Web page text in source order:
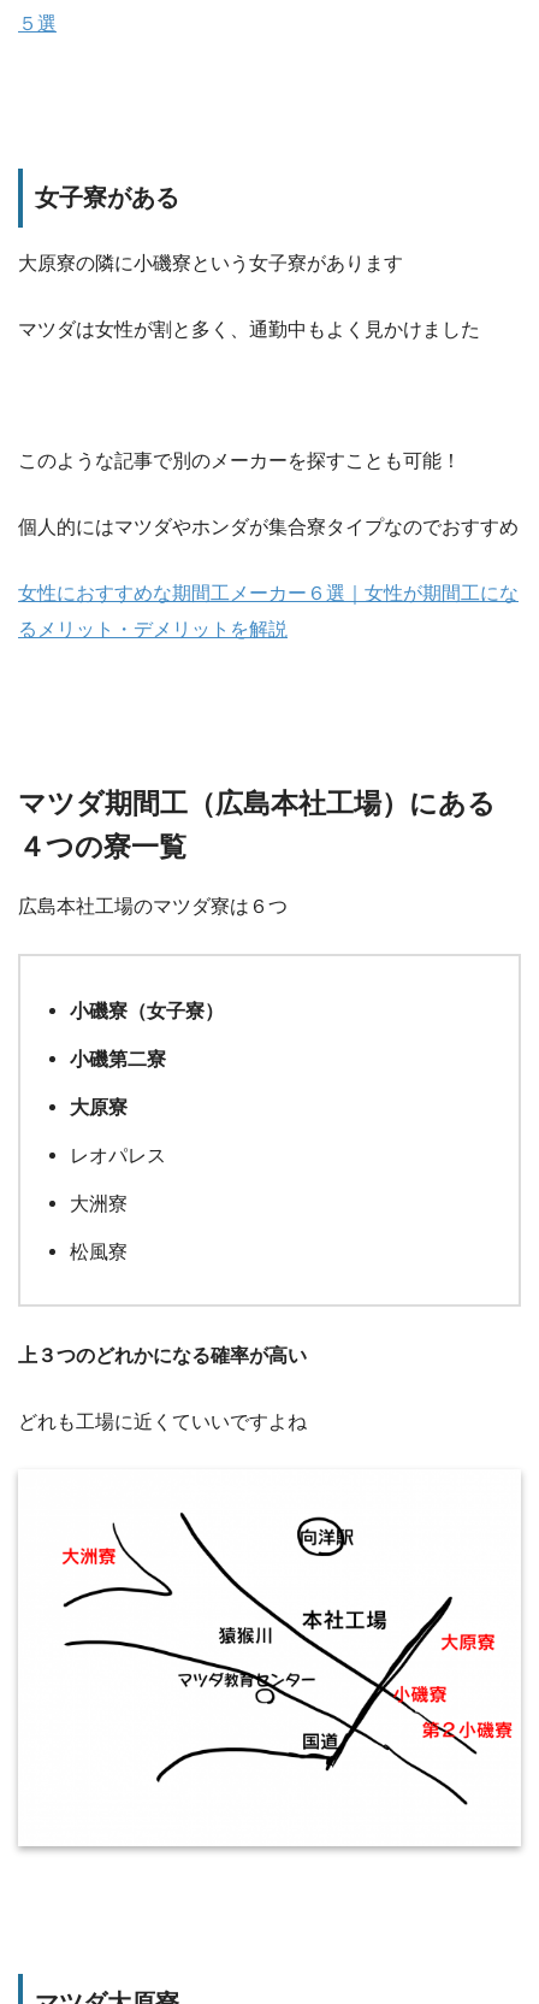
５選
女子寮がある
大原寮の隣に小磯寮という女子寮があります
マツダは女性が割と多く、通勤中もよく見かけました
このような記事で別のメーカーを探すことも可能！
個人的にはマツダやホンダが集合寮タイプなのでおすすめ
女性におすすめな期間工メーカー６選｜女性が期間工にな
るメリット・デメリットを解説
マツダ期間工（広島本社工場）にある
４つの寮一覧
広島本社工場のマツダ寮は６つ
小磯寮（女子寮）
小磯第二寮
大原寮
レオパレス
大洲寮
松風寮
上３つのどれかになる確率が高い
どれも工場に近くていいですよね